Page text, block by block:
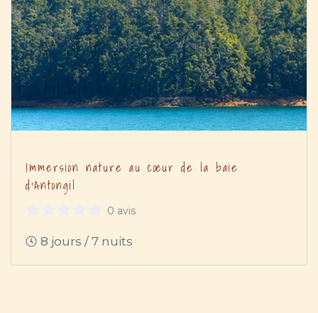
Immersion nature au cœur de la baie
d’Antongil
0 avis
8 jours / 7 nuits